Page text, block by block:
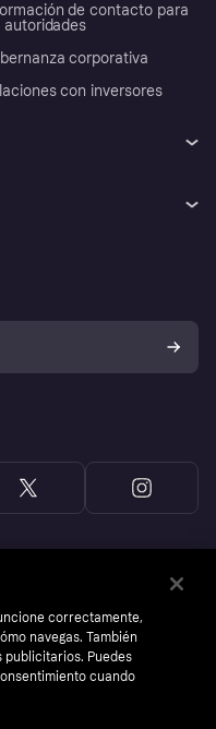
de contacto para
autoridades
corporativa
con inversores
correctamente,
navegas. También
publicitarios. Puedes
cuando